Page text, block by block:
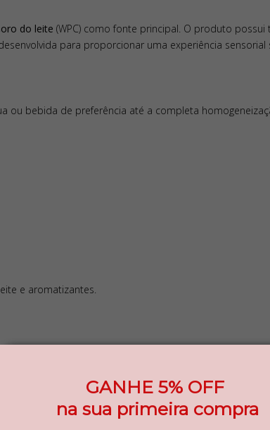
GANHE 5% OFF
na sua primeira compra
do leite (WPC) como fonte principal. O produto possui
para proporcionar uma experiência
ou bebida de preferência até a completa
e aromatizantes.
do leite (WPC).
ou liquidificador para garantir a diluição total.